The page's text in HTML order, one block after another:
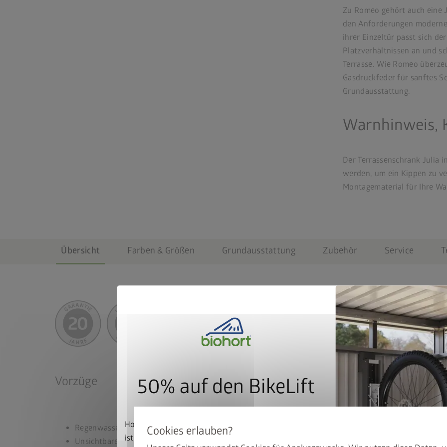
Zu Romeo gehört auch eine
den Anforderungen
ihrer Einzeltür passt sich
Platzverhältnissen an und
Terrasse. Wie Romeo
Gasdruckfeder für sanftes
Grundausstattung.
Warnhinweis,
Der Terrassenschrank Julia
werden, um ein Kippen zu
Montagematerial für Ihre
Übersicht Farben & Größen Grundausstattung Zubehör Service
Vorzüge
Regenwasserdicht
Unsichtbare, integrierte Durchlüftung
Beste Materialien:
50% auf den BikeLift
Hoch mit dem Bike. Runter mit dem Preis: Der BikeLift
ist beim Kauf eines passenden Biohort Gerätehauses